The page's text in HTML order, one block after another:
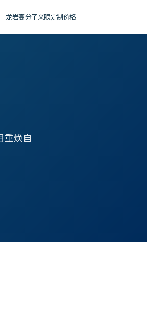
龙岩高分子义眼定制价格
重焕自